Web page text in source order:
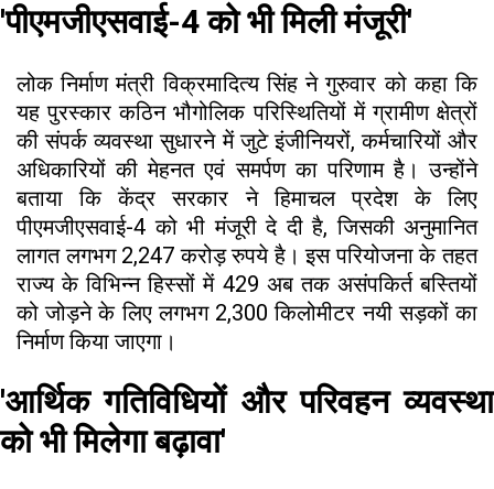
'पीएमजीएसवाई-4 को भी मिली मंजूरी'
लोक निर्माण मंत्री विक्रमादित्य सिंह ने गुरुवार को कहा कि
यह पुरस्कार कठिन भौगोलिक परिस्थितियों में ग्रामीण क्षेत्रों
की संपर्क व्यवस्था सुधारने में जुटे इंजीनियरों, कर्मचारियों और
अधिकारियों की मेहनत एवं समर्पण का परिणाम है। उन्होंने
बताया कि केंद्र सरकार ने हिमाचल प्रदेश के लिए
पीएमजीएसवाई-4 को भी मंजूरी दे दी है, जिसकी अनुमानित
लागत लगभग 2,247 करोड़ रुपये है। इस परियोजना के तहत
राज्य के विभिन्न हिस्सों में 429 अब तक असंपकिर्त बस्तियों
को जोड़ने के लिए लगभग 2,300 किलोमीटर नयी सड़कों का
निर्माण किया जाएगा।
'आर्थिक गतिविधियों और परिवहन व्यवस्था
को भी मिलेगा बढ़ावा'